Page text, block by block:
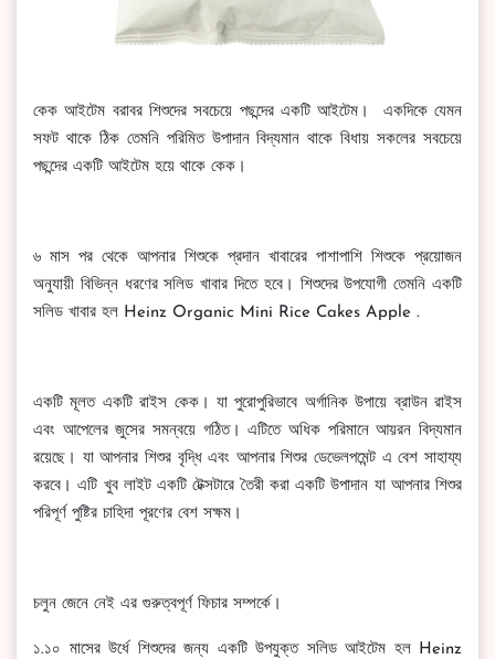
কেক আইটেম বরাবর শিশুদের সবচেয়ে পছন্দের একটি আইটেম। একদিকে যেমন
সফট থাকে ঠিক তেমনি পরিমিত উপাদান বিদ্যমান থাকে বিধায় সকলের সবচেয়ে
পছন্দের একটি আইটেম হয়ে থাকে কেক।
৬ মাস পর থেকে আপনার শিশুকে প্রদান খাবারের পাশাপাশি শিশুকে প্রয়োজন
অনুযায়ী বিভিন্ন ধরণের সলিড খাবার দিতে হবে। শিশুদের উপযোগী তেমনি একটি
সলিড খাবার হল Heinz Organic Mini Rice Cakes Apple .
একটি মূলত একটি রাইস কেক। যা পুরোপুরিভাবে অর্গানিক উপায়ে ব্রাউন রাইস
এবং আপেলের জুসের সমন্বয়ে গঠিত। এটিতে অধিক পরিমানে আয়রন বিদ্যমান
রয়েছে। যা আপনার শিশুর বৃদ্ধি এবং আপনার শিশুর ডেভেলপমেন্ট এ বেশ সাহায্য
করবে। এটি খুব লাইট একটি টেক্সটারে তৈরী করা একটি উপাদান যা আপনার শিশুর
পরিপূর্ণ পুষ্টির চাহিদা পূরণের বেশ সক্ষম।
চলুন জেনে নেই এর গুরুত্বপূর্ণ ফিচার সম্পর্কে।
১.১০ মাসের উর্ধে শিশুদের জন্য একটি উপযুক্ত সলিড আইটেম হল Heinz